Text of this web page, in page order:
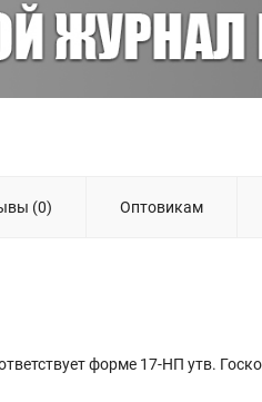
(0) Оптовикам
форме 17-НП утв.